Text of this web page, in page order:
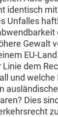
identisch
Unfalles
Gewalt
EU-
dem
und welche
Dies